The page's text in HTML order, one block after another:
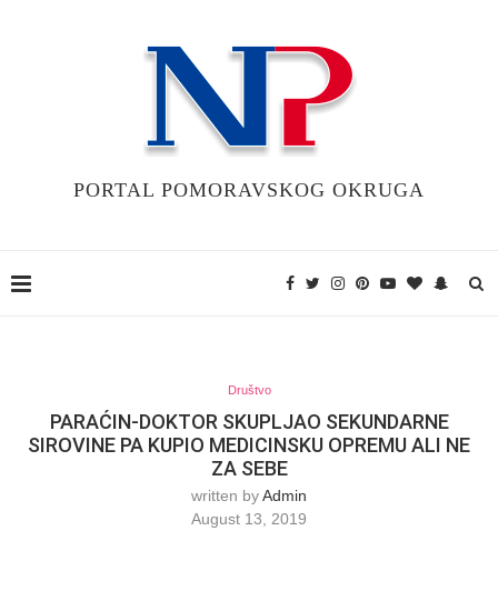
PORTAL POMORAVSKOG OKRUGA
Društvo
PARAĆIN-DOKTOR SKUPLJAO SEKUNDARNE
SIROVINE PA KUPIO MEDICINSKU OPREMU ALI NE
ZA SEBE
written byAdmin
August 13, 2019